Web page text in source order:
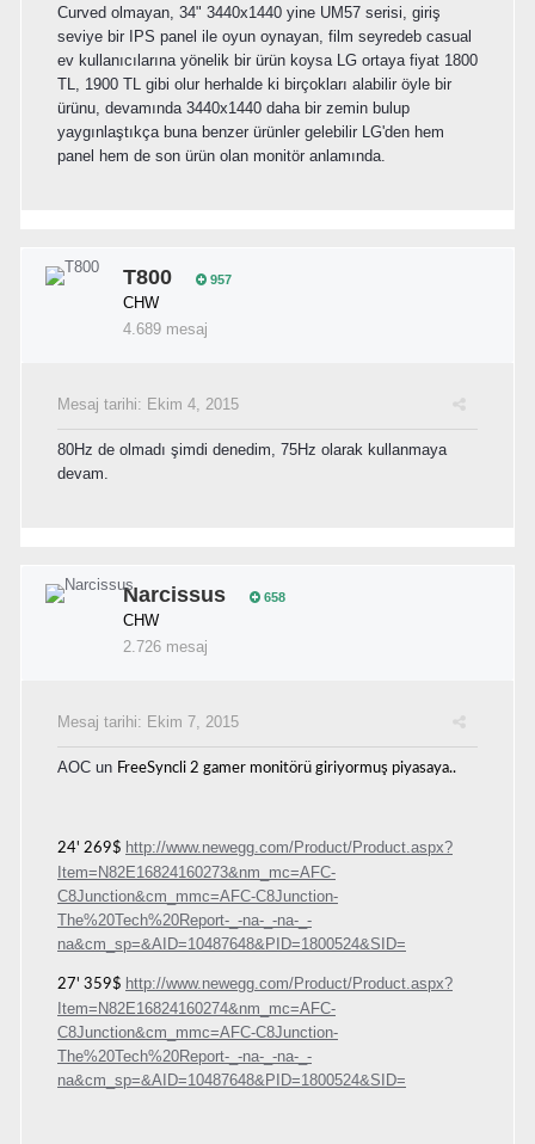
Curved olmayan, 34" 3440x1440 yine UM57 serisi, giriş
seviye bir IPS panel ile oyun oynayan, film seyredeb casual
ev kullanıcılarına yönelik bir ürün koysa LG ortaya fiyat 1800
TL, 1900 TL gibi olur herhalde ki birçokları alabilir öyle bir
ürünu, devamında 3440x1440 daha bir zemin bulup
yaygınlaştıkça buna benzer ürünler gelebilir LG'den hem
panel hem de son ürün olan monitör anlamında.
T800 957
CHW
4.689 mesaj
Mesaj tarihi: Ekim 4, 2015
80Hz de olmadı şimdi denedim, 75Hz olarak kullanmaya
devam.
Narcissus 658
CHW
2.726 mesaj
Mesaj tarihi: Ekim 7, 2015
AOC un FreeSyncli 2 gamer monitörü giriyormuş piyasaya..
24' 269$ http://www.newegg.com/Product/Product.aspx?
Item=N82E16824160273&nm_mc=AFC-
C8Junction&cm_mmc=AFC-C8Junction-
The%20Tech%20Report-_-na-_-na-_-
na&cm_sp=&AID=10487648&PID=1800524&SID=
27' 359$ http://www.newegg.com/Product/Product.aspx?
Item=N82E16824160274&nm_mc=AFC-
C8Junction&cm_mmc=AFC-C8Junction-
The%20Tech%20Report-_-na-_-na-_-
na&cm_sp=&AID=10487648&PID=1800524&SID=